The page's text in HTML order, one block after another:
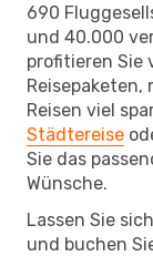
690
und 40.000
profitieren Sie
Reisepaketen,
Reisen viel
Städtereise
Sie das
Wünsche.
Lassen Sie
und buchen